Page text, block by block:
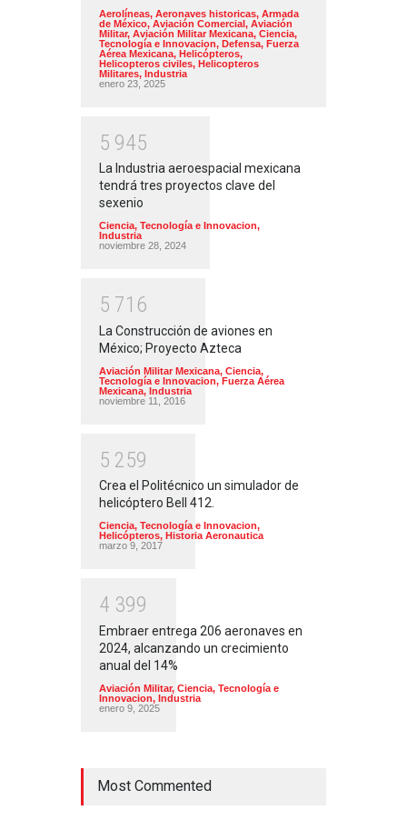
Aerolíneas, Aeronaves historicas, Armada
de México, Aviación Comercial, Aviación
Militar, Aviación Militar Mexicana, Ciencia,
Tecnología e Innovacion, Defensa, Fuerza
Aérea Mexicana, Helicópteros,
Helicopteros civiles, Helicopteros
Militares, Industria
enero 23, 2025
5 945
La Industria aeroespacial mexicana
tendrá tres proyectos clave del
sexenio
Ciencia, Tecnología e Innovacion,
Industria
noviembre 28, 2024
5 71 6
La Construcción de aviones en
México; Proyecto Azteca
Aviación Militar Mexicana, Ciencia,
Tecnología e Innovacion, Fuerza Aérea
Mexicana, Industria
noviembre 11, 2016
5 259
Crea el Politécnico un simulador de
helicóptero Bell 412.
Ciencia, Tecnología e Innovacion,
Helicópteros, Historia Aeronautica
marzo 9, 2017
4 399
Embraer entrega 206 aeronaves en
2024, alcanzando un crecimiento
anual del 14%
Aviación Militar, Ciencia, Tecnología e
Innovacion, Industria
enero 9, 2025
Most Commented